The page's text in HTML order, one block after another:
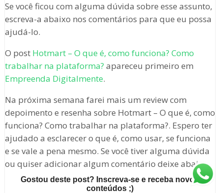
Se você ficou com alguma dúvida sobre esse assunto,
escreva-a abaixo nos comentários para que eu possa
ajudá-lo.
O post Hotmart – O que é, como funciona? Como
trabalhar na plataforma? apareceu primeiro em
Empreenda Digitalmente.
Na próxima semana farei mais um review com
depoimento e resenha sobre Hotmart – O que é, como
funciona? Como trabalhar na plataforma?. Espero ter
ajudado a esclarecer o que é, como usar, se funciona
e se vale a pena mesmo. Se você tiver alguma dúvida
ou quiser adicionar algum comentário deixe abaixo.
Gostou deste post? Inscreva-se e receba novos
conteúdos ;)